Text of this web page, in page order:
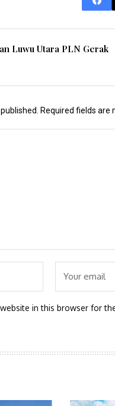
Luwu Utara PLN Gerak
Required fields are
in this browser for